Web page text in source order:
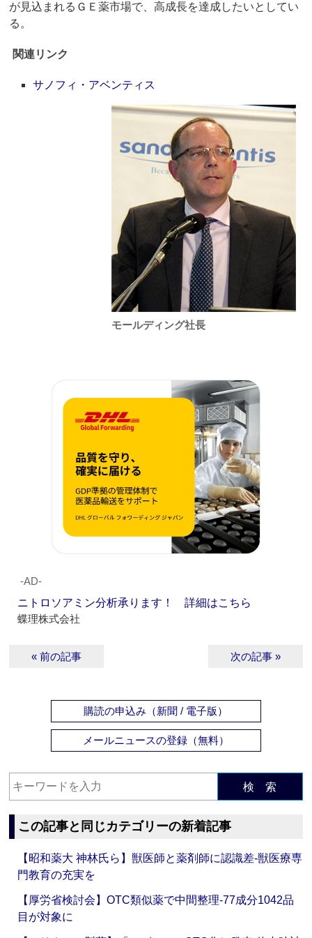
が見込まれるＧＥ薬市場で、高成長を達成したいとしてい
る。
関連リンク
サノフィ・アベンティス
モールディング社長
‐AD‐
ニトロソアミン分析承ります！ 詳細はこちら
蝶理株式会社
« 前の記事 次の記事 »
購読の申込み（新聞 / 電子版）
メールニュースの登録（無料）
検 索
この記事と同じカテゴリーの新着記事
【昭和薬大 神林氏ら】獣医師と薬剤師に認識差‐獣医療専
門教育の充実を
【厚労省検討会】OTC類似薬で中間整理‐77成分1042品
目が対象に